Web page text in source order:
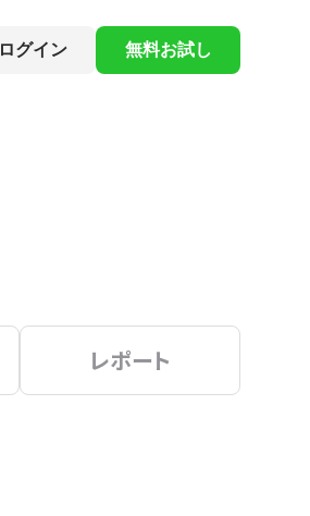
ログイン 無料お試し
レポート